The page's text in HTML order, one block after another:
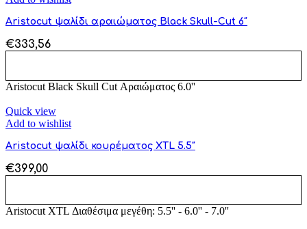
Aristocut ψαλίδι αραιώματος Black Skull-Cut 6″
€333,56
Aristocut Black Skull Cut Αραιώματος 6.0''
Quick view
Add to wishlist
Aristocut ψαλίδι κουρέματος XTL 5.5″
€399,00
Aristocut XTL Διαθέσιμα μεγέθη: 5.5'' - 6.0'' - 7.0''